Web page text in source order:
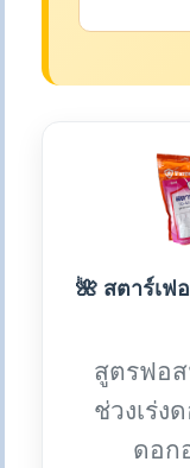
🌺 สตาร์เฟ
สูตรฟอ
ช่วงเร่ง
ดอก